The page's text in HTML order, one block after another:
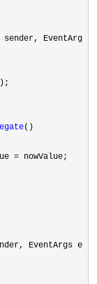
sender, EventArg
()
= nowValue;
EventArgs e